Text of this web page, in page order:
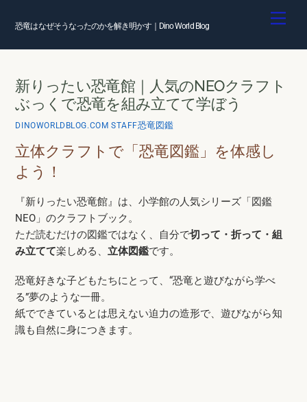
恐竜はなぜそうなったのかを解き明かす｜Dino World Blog
新りったい恐竜館｜人気のNEOクラフト
ぶっくで恐竜を組み立てて学ぼう
DINOWORLDBLOG.COM STAFF恐竜図鑑
立体クラフトで「恐竜図鑑」を体感し
よう！
『新りったい恐竜館』は、小学館の人気シリーズ「図鑑
NEO」のクラフトブック。
ただ読むだけの図鑑ではなく、自分で切って・折って・組
み立てて楽しめる、 立体図鑑です。
恐竜好きな子どもたちにとって、“恐竜と遊びながら学べ
る”夢のような一冊。
紙でできているとは思えない迫力の造形で、遊びながら知
識も自然に身につきます。